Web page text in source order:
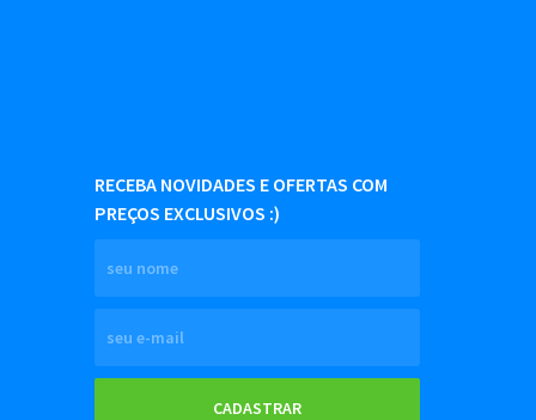
RECEBA NOVIDADES E OFERTAS COM
PREÇOS EXCLUSIVOS :)
CADASTRAR